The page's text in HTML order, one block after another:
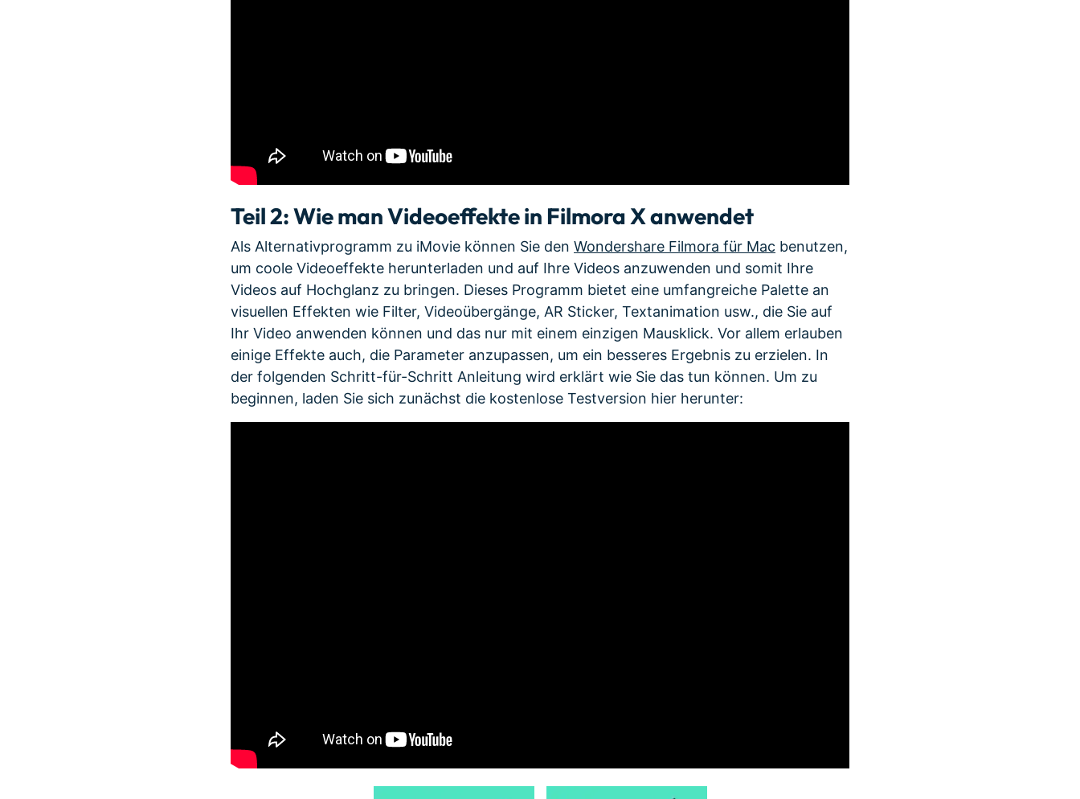
Teil 2: Wie man Videoeffekte in Filmora X anwendet
Als Alternativprogramm zu iMovie können Sie den Wondershare Filmora für Mac benutzen,
um coole Videoeffekte herunterladen und auf Ihre Videos anzuwenden und somit Ihre
Videos auf Hochglanz zu bringen. Dieses Programm bietet eine umfangreiche Palette an
visuellen Effekten wie Filter, Videoübergänge, AR Sticker, Textanimation usw., die Sie auf
Ihr Video anwenden können und das nur mit einem einzigen Mausklick. Vor allem erlauben
einige Effekte auch, die Parameter anzupassen, um ein besseres Ergebnis zu erzielen. In
der folgenden Schritt-für-Schritt Anleitung wird erklärt wie Sie das tun können. Um zu
beginnen, laden Sie sich zunächst die kostenlose Testversion hier herunter: